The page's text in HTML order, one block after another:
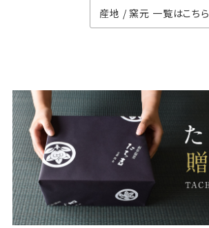
産地 / 窯元 一覧はこちら